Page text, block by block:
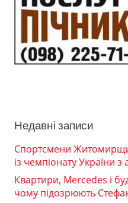
Недавні записи
Спортсмени
із чемпіонату України з
Квартири, Mercedes і
чому підозрюють